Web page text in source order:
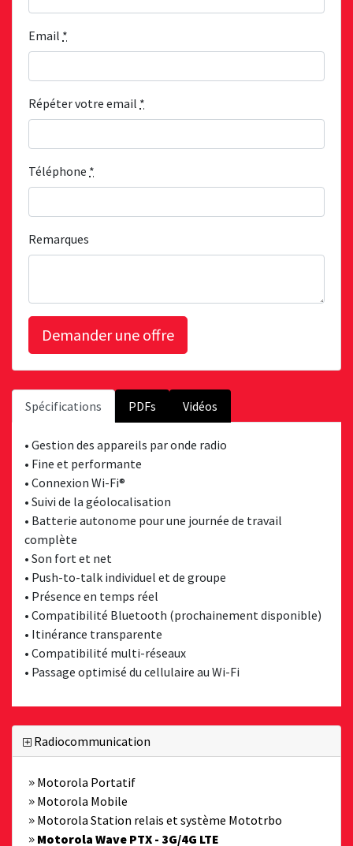
Email *
Répéter votre email *
Téléphone *
Remarques
Spécifications PDFs Vidéos
• Gestion des appareils par onde radio
• Fine et performante
• Connexion Wi-Fi®
• Suivi de la géolocalisation
• Batterie autonome pour une journée de travail
complète
• Son fort et net
• Push-to-talk individuel et de groupe
• Présence en temps réel
• Compatibilité Bluetooth (prochainement disponible)
• Itinérance transparente
• Compatibilité multi-réseaux
• Passage optimisé du cellulaire au Wi-Fi
Radiocommunication
Motorola Portatif
Motorola Mobile
Motorola Station relais et système Mototrbo
Motorola Wave PTX - 3G/4G LTE